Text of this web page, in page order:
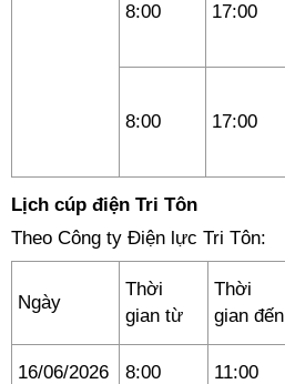
8:00 17:00
8:00 17:00
Lịch cúp điện Tri Tôn
Theo Công ty Điện lực Tri Tôn:
Ngày
Thời
gian từ
Thời
gian đến
16/06/2026 8:00 11:00